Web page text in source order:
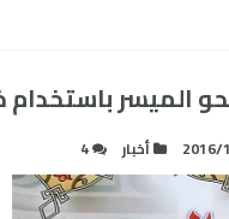
الميسر
2016/ أخبار 4